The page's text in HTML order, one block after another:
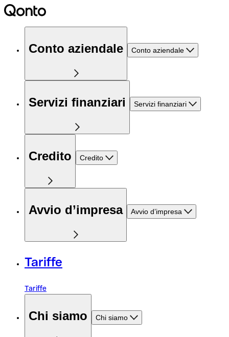
Conto aziendale Conto aziendale
Servizi finanziari Servizi finanziari
Credito Credito
Avvio d’impresa Avvio d’impresa
Tariffe
Tariffe
Chi siamo Chi siamo